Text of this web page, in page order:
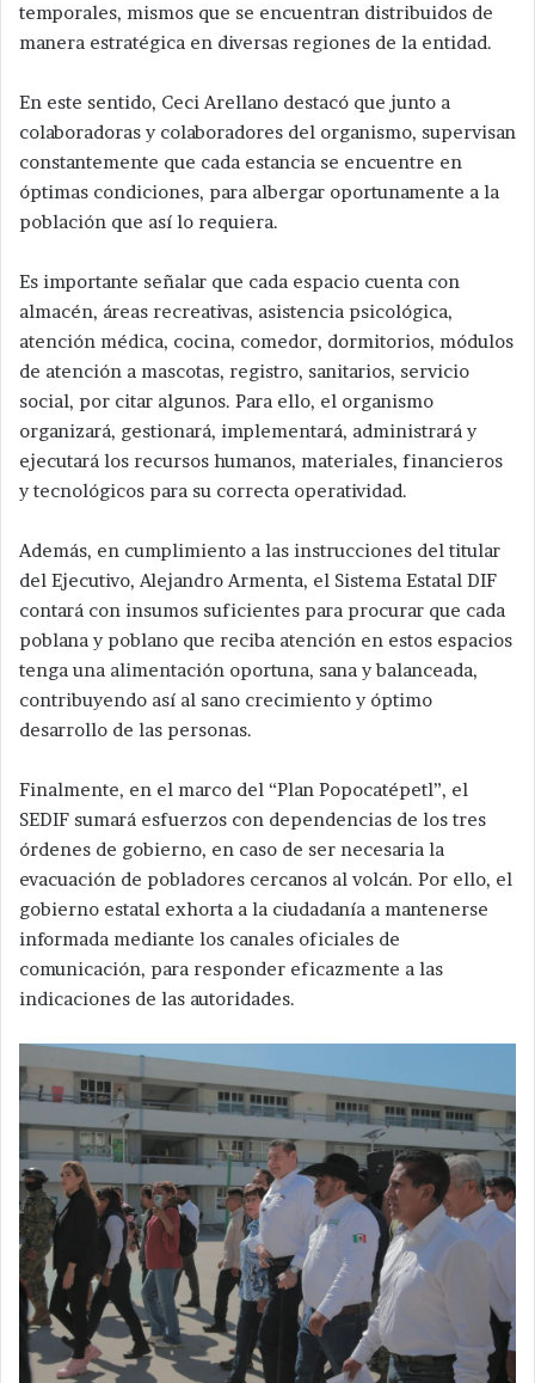
temporales, mismos que se encuentran distribuidos de
manera estratégica en diversas regiones de la entidad.
En este sentido, Ceci Arellano destacó que junto a
colaboradoras y colaboradores del organismo, supervisan
constantemente que cada estancia se encuentre en
óptimas condiciones, para albergar oportunamente a la
población que así lo requiera.
Es importante señalar que cada espacio cuenta con
almacén, áreas recreativas, asistencia psicológica,
atención médica, cocina, comedor, dormitorios, módulos
de atención a mascotas, registro, sanitarios, servicio
social, por citar algunos. Para ello, el organismo
organizará, gestionará, implementará, administrará y
ejecutará los recursos humanos, materiales, financieros
y tecnológicos para su correcta operatividad.
Además, en cumplimiento a las instrucciones del titular
del Ejecutivo, Alejandro Armenta, el Sistema Estatal DIF
contará con insumos suficientes para procurar que cada
poblana y poblano que reciba atención en estos espacios
tenga una alimentación oportuna, sana y balanceada,
contribuyendo así al sano crecimiento y óptimo
desarrollo de las personas.
Finalmente, en el marco del “Plan Popocatépetl”, el
SEDIF sumará esfuerzos con dependencias de los tres
órdenes de gobierno, en caso de ser necesaria la
evacuación de pobladores cercanos al volcán. Por ello, el
gobierno estatal exhorta a la ciudadanía a mantenerse
informada mediante los canales oficiales de
comunicación, para responder eficazmente a las
indicaciones de las autoridades.